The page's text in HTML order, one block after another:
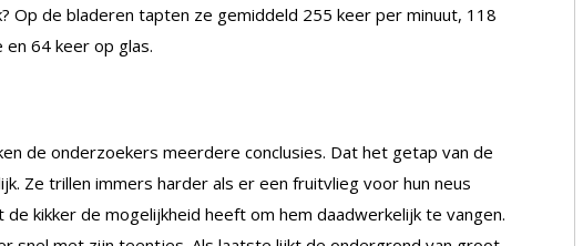
Op de bladeren tapten ze gemiddeld 255 keer per minuut, 118
64 keer op glas.
de onderzoekers meerdere conclusies. Dat het getap van de
Ze trillen immers harder als er een fruitvlieg voor hun neus
kikker de mogelijkheid heeft om hem daadwerkelijk te vangen.